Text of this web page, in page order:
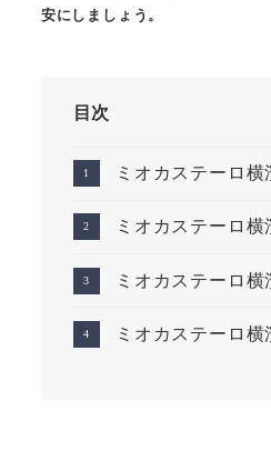
安にしましょう。
目次
ミオカステーロ横
ミオカステーロ
ミオカステーロ
ミオカステーロ横